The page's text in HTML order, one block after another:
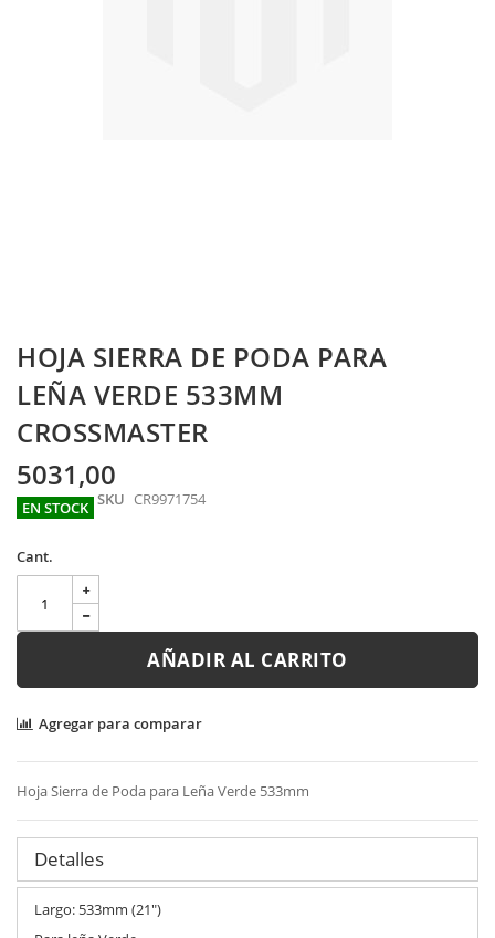
Skip
to
the
beginning
of
the
images
gallery
HOJA SIERRA DE PODA PARA
LEÑA VERDE 533MM
CROSSMASTER
5031,00
EN STOCK SKU CR9971754
Cant.
AÑADIR AL CARRITO
Agregar para comparar
Hoja Sierra de Poda para Leña Verde 533mm
Detalles
Largo: 533mm (21")